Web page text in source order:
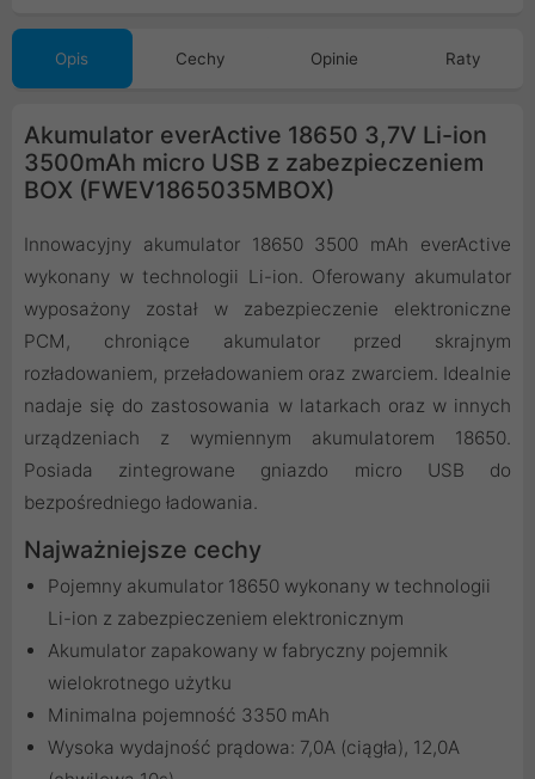
Opis Cechy Opinie Raty
Akumulator everActive 18650 3,7V Li-ion
3500mAh micro USB z zabezpieczeniem
BOX (FWEV1865035MBOX)
Innowacyjny akumulator 18650 3500 mAh everActive
wykonany w technologii Li-ion. Oferowany akumulator
wyposażony został w zabezpieczenie elektroniczne
PCM, chroniące akumulator przed skrajnym
rozładowaniem, przeładowaniem oraz zwarciem. Idealnie
nadaje się do zastosowania w latarkach oraz w innych
urządzeniach z wymiennym akumulatorem 18650.
Posiada zintegrowane gniazdo micro USB do
bezpośredniego ładowania.
Najważniejsze cechy
Pojemny akumulator 18650 wykonany w technologii
Li-ion z zabezpieczeniem elektronicznym
Akumulator zapakowany w fabryczny pojemnik
wielokrotnego użytku
Minimalna pojemność 3350 mAh
Wysoka wydajność prądowa: 7,0A (ciągła), 12,0A